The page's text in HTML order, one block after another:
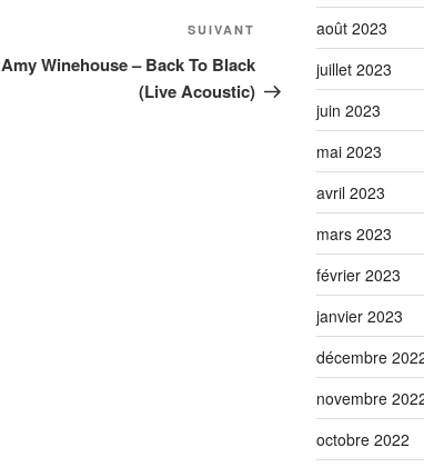
suivant
SUIVANT
Amy Winehouse – Back To Black
(Live Acoustic)
août 2023
juillet 2023
juin 2023
mai 2023
avril 2023
mars 2023
février 2023
janvier 2023
décembre
novembre
octobre 2022